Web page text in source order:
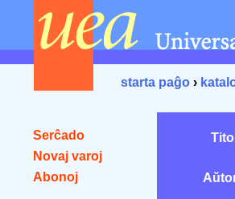
starta paĝo ›
Serĉado
Novaj varoj
Abonoj